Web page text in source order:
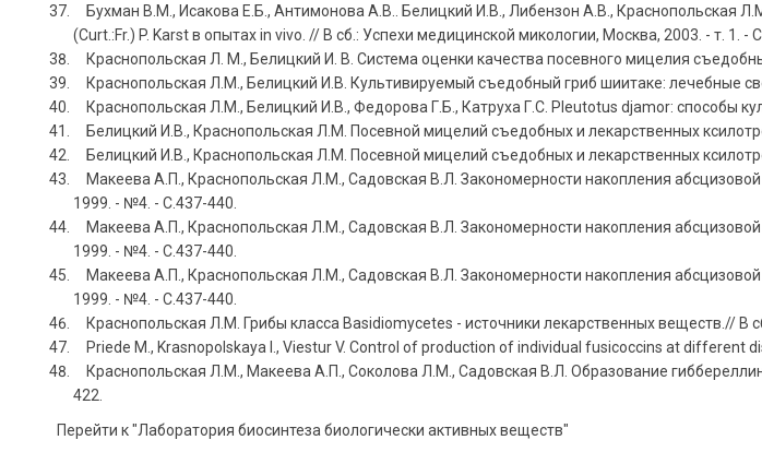
Бухман В.М., Исакова Е.Б., Антимонова А.В.. Белицкий И.В., Либензон А.В., Краснопольская
(Curt.:Fr.) P. Karst в опытах in vivo. // В сб.: Успехи медицинской микологии, Москва, 2003. - т. 1. -
Краснопольская Л. М., Белицкий И. В. Система оценки качества посевного мицелия
Краснопольская Л.М., Белицкий И.В. Культивируемый съедобный гриб шиитаке: лечебные
Краснопольская Л.М., Белицкий И.В., Федорова Г.Б., Катруха Г.С. Pleutotus djamor: способы
Белицкий И.В., Краснопольская Л.М. Посевной мицелий съедобных и лекарственных
Белицкий И.В., Краснопольская Л.М. Посевной мицелий съедобных и лекарственных
Макеева А.П., Краснопольская Л.М., Садовская В.Л. Закономерности накопления
1999. - №4. - С.437-440.
Макеева А.П., Краснопольская Л.М., Садовская В.Л. Закономерности накопления
1999. - №4. - С.437-440.
Макеева А.П., Краснопольская Л.М., Садовская В.Л. Закономерности накопления
1999. - №4. - С.437-440.
Краснопольская Л.М. Грибы класса Basidiomycetes - источники лекарственных веществ.//
Priede M., Krasnopolskaya l., Viestur V. Control of production of individual fusicoccins at different
Краснопольская Л.М., Макеева А.П., Соколова Л.М., Садовская В.Л. Образование
422.
Перейти к "Лаборатория биосинтеза биологически активных веществ"